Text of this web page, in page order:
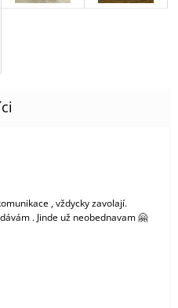
5 z 5 hvězdiček.
, vždycky zavolají.
. Jinde už neobednavam 🤗
3 z 5 hvězdiček.